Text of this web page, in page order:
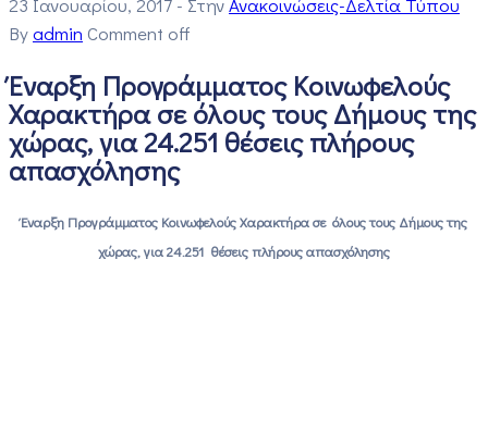
Byadmin Comment off
Έναρξη Προγράμματος Κοινωφελούς
Χαρακτήρα σε όλους τους Δήμους της
χώρας, για 24.251 θέσεις πλήρους
απασχόλησης
Έναρξη Προγράμματος Κοινωφελούς Χαρακτήρα σε όλους τους Δήμους της
χώρας, για 24.251 θέσεις πλήρους απασχόλησης